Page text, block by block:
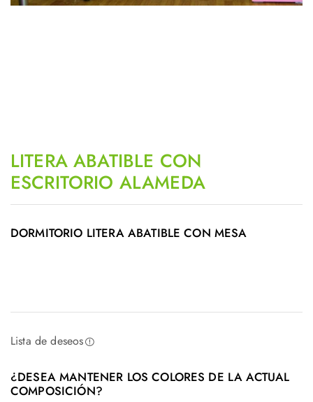
LITERA ABATIBLE CON
ESCRITORIO ALAMEDA
DORMITORIO LITERA ABATIBLE CON MESA
Lista de deseos
¿DESEA MANTENER LOS COLORES DE LA ACTUAL
COMPOSICIÓN?